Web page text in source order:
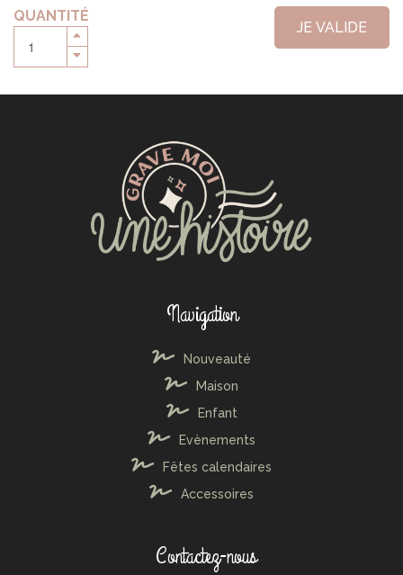
QUANTITÉ
JE VALIDE
Navigation
Nouveauté
Maison
Enfant
Evènements
Fêtes calendaires
Accessoires
Contactez-nous